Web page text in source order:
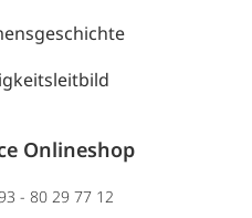
Onlineshop
- 80 29 77 12